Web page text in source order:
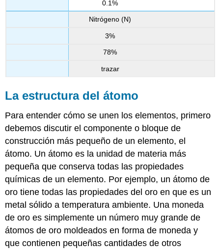
0.1%
Nitrógeno (N)
3%
78%
trazar
La estructura del átomo
Para entender cómo se unen los elementos, primero
debemos discutir el componente o bloque de
construcción más pequeño de un elemento, el
átomo. Unátomo es la unidad de materia más
pequeña que conserva todas las propiedades
químicas de un elemento. Por ejemplo, un átomo de
oro tiene todas las propiedades del oro en que es un
metal sólido a temperatura ambiente. Una moneda
de oro es simplemente un número muy grande de
átomos de oro moldeados en forma de moneda y
que contienen pequeñas cantidades de otros